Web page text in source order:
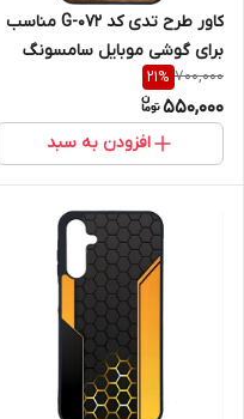
کاور طرح تدی کد G-072 مناسب
برای گوشی موبایل سامسونگ
Galaxy A16 4G / A16 5G
700,000
21%
550,000
افزودن به سبد